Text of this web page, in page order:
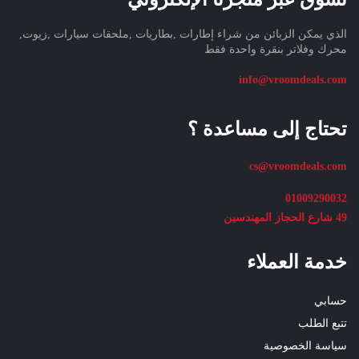
الذي يمكن الزبائن من شراء إطارات ,بطاريات ,ملحقات سيارات ,زيوت,
محرك وفلاتر بنقرة واحدة فقط
info@vroomdeals.com
تحتاج إلى مساعدة ؟
cs@vroomdeals.com
01009290032
49 شارع الحجاز المهندسين
خدمة العملاء
حسابي
تتبع الطلب
سياسة الخصوصية